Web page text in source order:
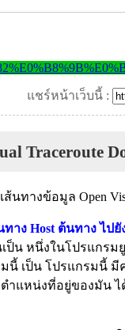
แชร์หน้าเว็บนี้ :
Traceroute
ทาง Host ต้นทาง ไป
ป็น หนึ่งในโปรแกรม
มนี้ เป็น โปรแกรมนี้
ำแหน่งที่อยู่ของมัน